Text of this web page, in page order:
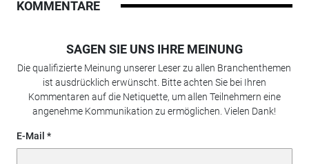
KOMMENTARE
SAGEN SIE UNS IHRE MEINUNG
Die qualifizierte Meinung unserer Leser zu allen Branchenthemen
ist ausdrücklich erwünscht. Bitte achten Sie bei Ihren
Kommentaren auf die Netiquette, um allen Teilnehmern eine
angenehme Kommunikation zu ermöglichen. Vielen Dank!
E-Mail